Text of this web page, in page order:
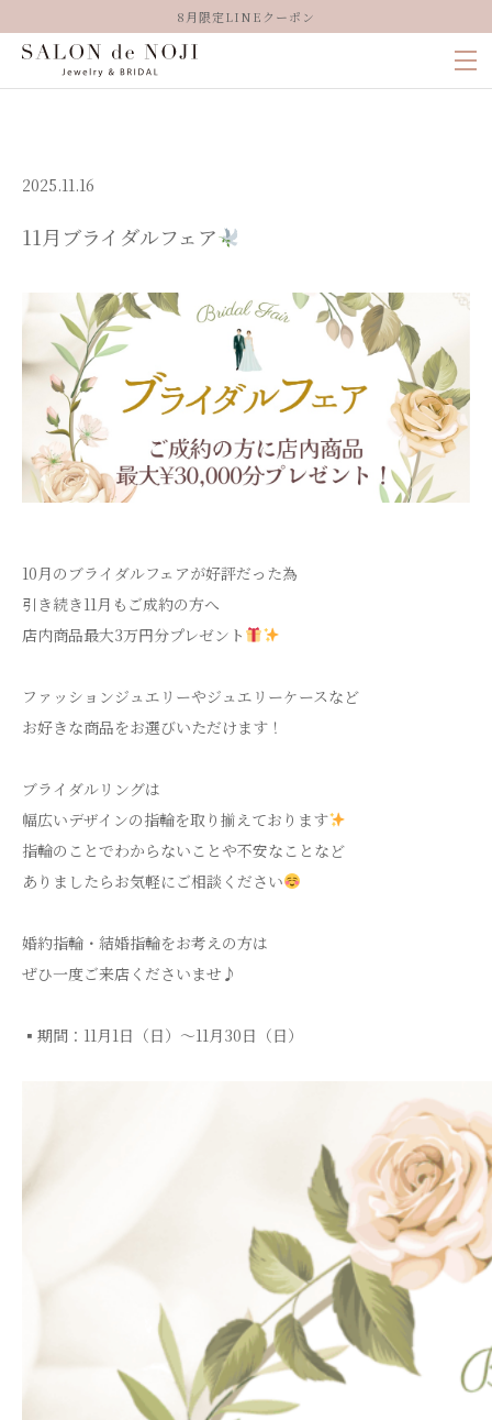
8月限定LINEクーポン
2025.11.16
11月ブライダルフェア
10月のブライダルフェアが好評だった為
引き続き11月もご成約の方へ
店内商品最大3万円分プレゼント
ファッションジュエリーやジュエリーケースなど
お好きな商品をお選びいただけます！
ブライダルリングは
幅広いデザインの指輪を取り揃えております
指輪のことでわからないことや不安なことなど
ありましたらお気軽にご相談ください
婚約指輪・結婚指輪をお考えの方は
ぜひ一度ご来店くださいませ♪
▪︎期間：11月1日（日）〜11月30日（日）